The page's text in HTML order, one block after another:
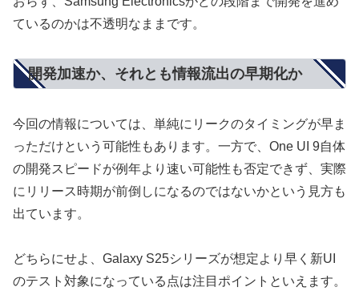
ているのかは不透明なままです。
開発加速か、それとも情報流出の早期化か
今回の情報については、単純にリークのタイミングが早ま
っただけという可能性もあります。一方で、One UI 9自体
の開発スピードが例年より速い可能性も否定できず、実際
にリリース時期が前倒しになるのではないかという見方も
出ています。
どちらにせよ、Galaxy S25シリーズが想定より早く新UI
のテスト対象になっている点は注目ポイントといえます。